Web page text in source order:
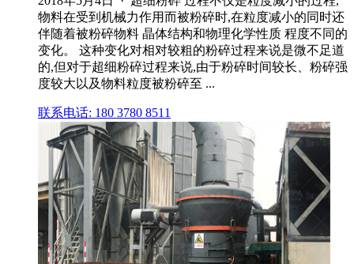
物料在受到机械力作用而被粉碎时,在粒度减小的同时还
伴随着被粉碎物料 晶体结构和物理化学性质 程度不同的
变化。 这种变化对相对较粗的粉碎过程来说是微不足道
的,但对于超细粉碎过程来说,由于粉碎时间较长、粉碎强
度较大以及物料粒度被粉碎至 ...
联系电话: 180 3780 8511